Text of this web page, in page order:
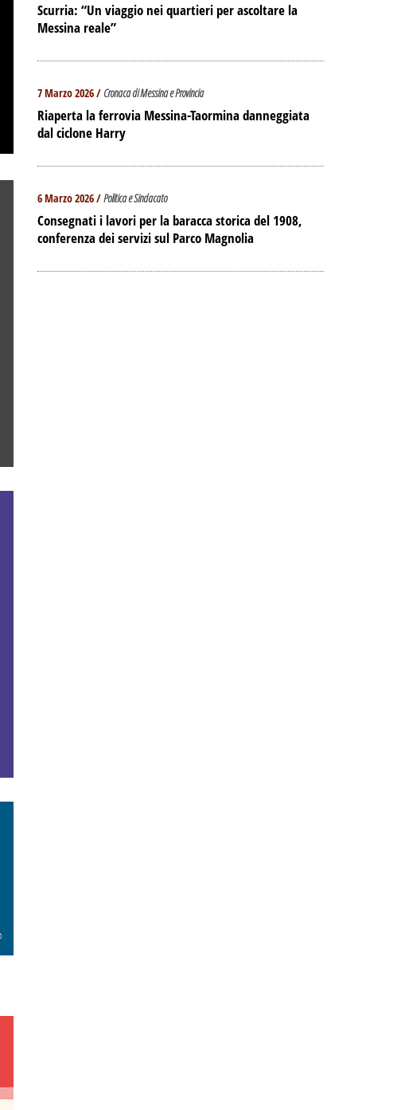
Scurria: “Un viaggio nei quartieri per ascoltare la
Messina reale”
7 Marzo 2026 / Cronaca di Messina e Provincia
Riaperta la ferrovia Messina-Taormina danneggiata
dal ciclone Harry
6 Marzo 2026 /Politica e Sindacato
Consegnati i lavori per la baracca storica del 1908,
conferenza dei servizi sul Parco Magnolia